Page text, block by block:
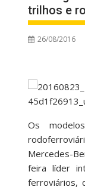
trilhos e
26/08/2016
Os
Mercedes-
feira líder
ferroviários,